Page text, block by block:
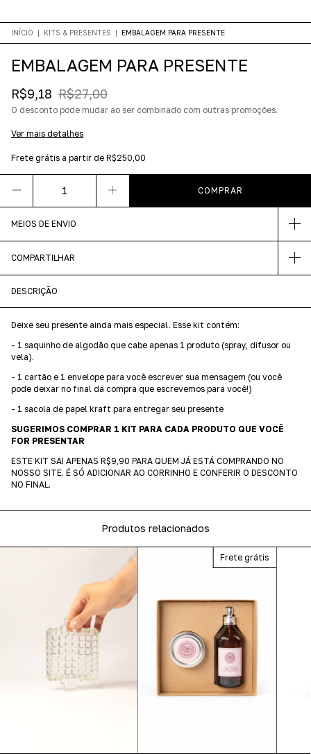
INÍCIO | KITS & PRESENTES | EMBALAGEM PARA PRESENTE
EMBALAGEM PARA PRESENTE
R$9,18 R$27,00
O desconto pode mudar ao ser combinado com outras promoções.
Ver mais detalhes
Frete grátis a partir de R$250,00
MEIOS DE ENVIO
COMPARTILHAR
DESCRIÇÃO
Deixe seu presente ainda mais especial. Esse kit contém:
- 1 saquinho de algodão que cabe apenas 1 produto (spray, difusor ou
vela).
- 1 cartão e 1 envelope para você escrever sua mensagem (ou você
pode deixar no final da compra que escrevemos para você!)
- 1 sacola de papel kraft para entregar seu presente
SUGERIMOS COMPRAR 1 KIT PARA CADA PRODUTO QUE VOCÊ
FOR PRESENTAR
ESTE KIT SAI APENAS R$9,90 PARA QUEM JÁ ESTÁ COMPRANDO NO
NOSSO SITE. É SÓ ADICIONAR AO CORRINHO E CONFERIR O DESCONTO
NO FINAL.
Produtos relacionados
Frete grátis